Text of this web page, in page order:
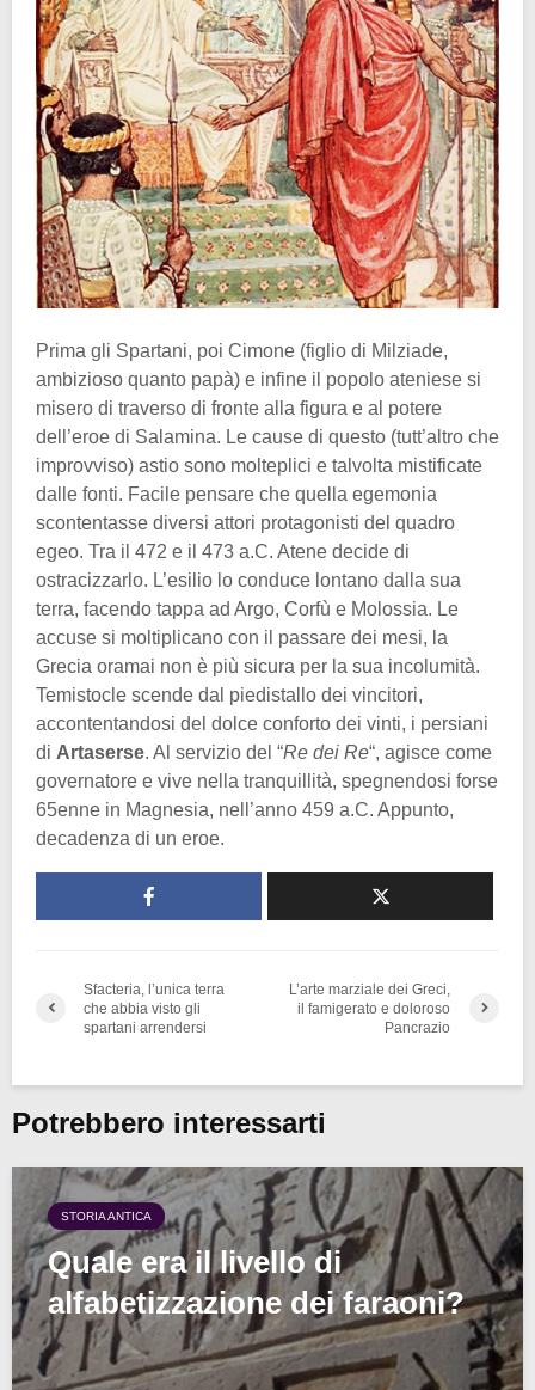
Prima gli Spartani, poi Cimone (figlio di Milziade,
ambizioso quanto papà) e infine il popolo ateniese si
misero di traverso di fronte alla figura e al potere
dell’eroe di Salamina. Le cause di questo (tutt’altro che
improvviso) astio sono molteplici e talvolta mistificate
dalle fonti. Facile pensare che quella egemonia
scontentasse diversi attori protagonisti del quadro
egeo. Tra il 472 e il 473 a.C. Atene decide di
ostracizzarlo. L’esilio lo conduce lontano dalla sua
terra, facendo tappa ad Argo, Corfù e Molossia. Le
accuse si moltiplicano con il passare dei mesi, la
Grecia oramai non è più sicura per la sua incolumità.
Temistocle scende dal piedistallo dei vincitori,
accontentandosi del dolce conforto dei vinti, i persiani
di Artaserse. Al servizio del “Re dei Re“, agisce come
governatore e vive nella tranquillità, spegnendosi forse
65enne in Magnesia, nell’anno 459 a.C. Appunto,
decadenza di un eroe.
Sfacteria, l’unica terra
che abbia visto gli
spartani arrendersi
L’arte marziale dei Greci,
il famigerato e doloroso
Pancrazio
Potrebbero interessarti
STORIA ANTICA
Quale era il livello di
alfabetizzazione dei faraoni?